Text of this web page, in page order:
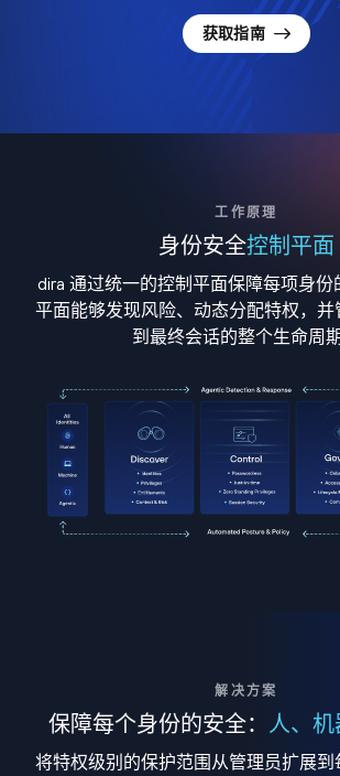
获取指南
工作原理
身份安全控制平面
dira 通过统一的控制平面保障每项身份
平面能够发现风险、动态分配特权，并
到最终会话的整个生命周期
解决方案
保障每个身份的安全： 人、
将特权级别的保护范围从管理员扩展到